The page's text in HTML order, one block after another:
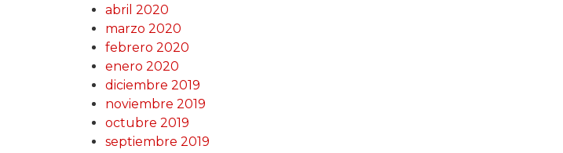
abril 2020
marzo 2020
febrero 2020
enero 2020
diciembre 2019
noviembre 2019
octubre 2019
septiembre 2019